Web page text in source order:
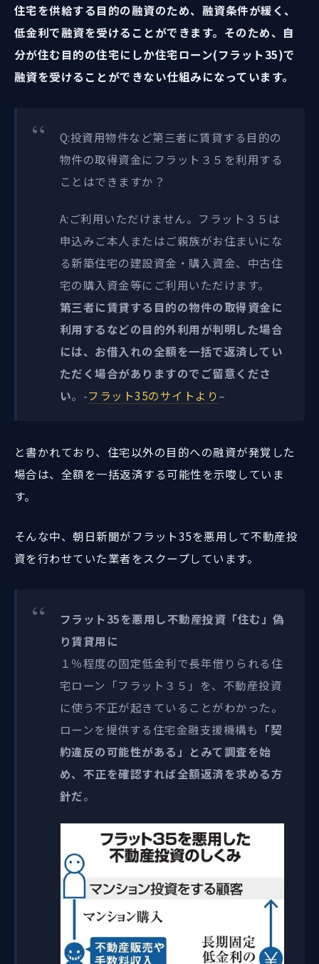
住宅を供給する目的の融資のため、融資条件が緩く、
低金利で融資を受けることができます。そのため、自
分が住む目的の住宅にしか住宅ローン(フラット35)で
融資を受けることができない仕組みになっています。
Q:投資用物件など第三者に賃貸する目的の
物件の取得資金にフラット３５を利用する
ことはできますか？
A:ご利用いただけません。フラット３５は
申込みご本人またはご親族がお住まいにな
る新築住宅の建設資金・購入資金、中古住
宅の購入資金等にご利用いただけます。
第三者に賃貸する目的の物件の取得資金に
利用するなどの目的外利用が判明した場合
には、お借入れの全額を一括で返済してい
ただく場合がありますのでご留意くださ
い。-フラット35のサイトより–
と書かれており、住宅以外の目的への融資が発覚した
場合は、全額を一括返済する可能性を示唆していま
す。
そんな中、朝日新聞がフラット35を悪用して不動産投
資を行わせていた業者をスクープしています。
フラット35を悪用し不動産投資「住む」偽
り賃貸用に
１％程度の固定低金利で長年借りられる住
宅ローン「フラット３５」を、不動産投資
に使う不正が起きていることがわかった。
ローンを提供する住宅金融支援機構も 「契
約違反の可能性がある」とみて調査を始
め、不正を確認すれば全額返済を求める方
針だ。